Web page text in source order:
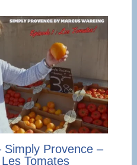
Simply Provence –
Tomates